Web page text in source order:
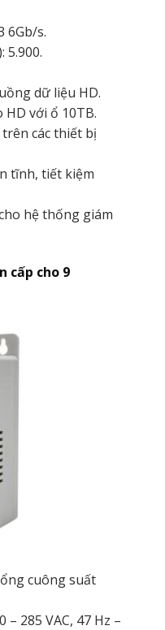
6Gb/s.
5.900.
dữ liệu HD.
với ổ 10TB.
các thiết bị
tĩnh, tiết kiệm
hệ thống giám
cấp cho 9
cuông suất
285 VAC, 47 Hz –